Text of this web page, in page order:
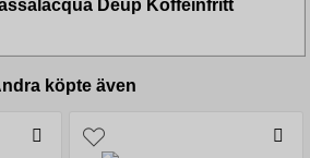
Deup Koffeinfritt
köpte även